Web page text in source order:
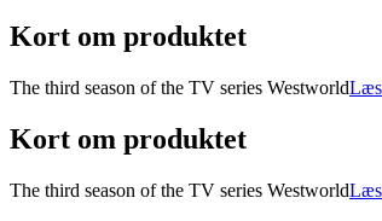
Kort om produktet
The third season of the TV series WestworldLæs
Kort om produktet
The third season of the TV series WestworldLæs